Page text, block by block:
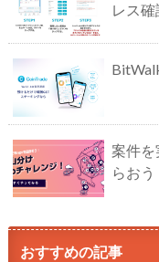
レス
案件を
らお
おすすめの記事